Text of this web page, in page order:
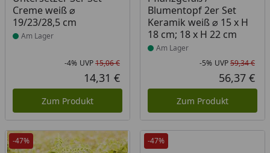
Creme weiß ⌀
19/23/28,5 cm
Am Lager
Rabatt in Prozent
-4%
Ursprünglicher Preis
UVP15,06 €
Aktueller Preis
14,31 €
Zum Produkt
Blumentopf 2er Set
Keramik weiß ⌀ 15 x H
18 cm; 18 x H 22 cm
Am Lager
-5% UVP59,34 €
56,37 €
Zum Produkt
-47% -47%